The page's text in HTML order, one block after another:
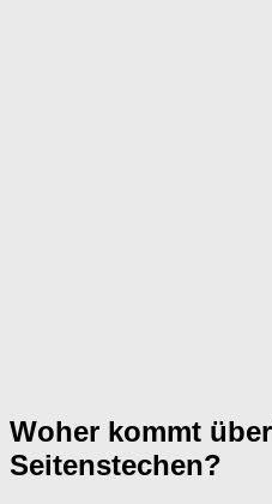
Woher kommt
Seitenstechen?